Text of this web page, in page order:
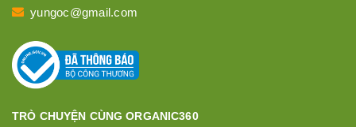
yungoc@gmail.com
TRÒ CHUYỆN CÙNG ORGANIC360